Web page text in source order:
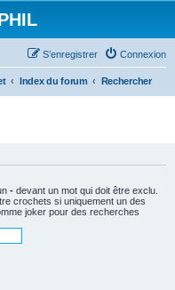
Connexion
S’enregistrer
Index du forum Rechercher
- devant un mot qui doit être exclu.
crochets si uniquement un des
joker pour des recherches